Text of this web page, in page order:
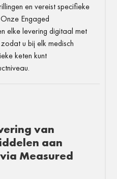
en vereist specifieke
Engaged
elke levering digitaal met
u bij elk medisch
keten kunt
van
aan
Measured